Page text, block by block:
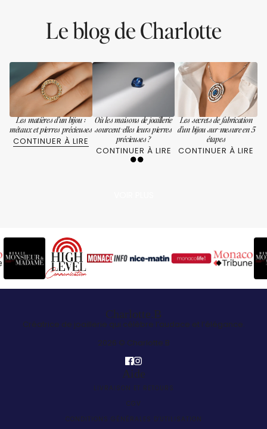
Le blog de Charlotte
Les matières d’un bijou :
métaux et pierres précieuses
CONTINUER À LIRE
Où les maisons de joaillerie
sourcent-elles leurs pierres
précieuses ?
CONTINUER À LIRE
Les secrets de fabrication
d’un bijou sur-mesure en 5
étapes
CONTINUER À LIRE
Charlotte.B
Créatrice de joaillerie qui célèbre l’audace et l’élégance.
2026 © Charlotte.B
Aide
LIVRAISON ET RETOURS
CGV
CONDITIONS GÉNÉRALES D'UTILISATION